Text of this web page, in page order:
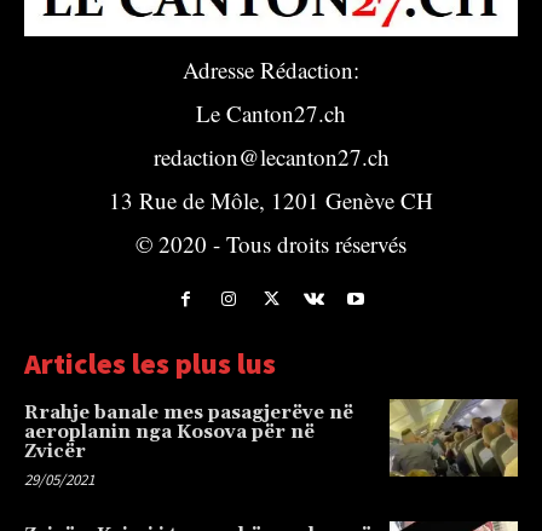
Adresse Rédaction:
Le Canton27.ch
redaction@lecanton27.ch
13 Rue de Môle, 1201 Genève CH
© 2020 - Tous droits réservés
Articles les plus lus
Rrahje banale mes pasagjerëve në
aeroplanin nga Kosova për në
Zvicër
29/05/2021